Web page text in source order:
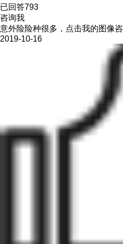
已回答793
咨询我
意外险险种很多，点击我的图像咨
2019-10-16